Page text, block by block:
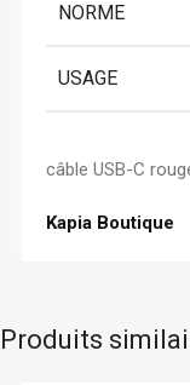
NORME
USAGE
câble USB-C
Kapia Boutique
Produits
Ugreen